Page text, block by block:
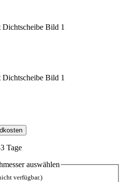
Tage
auswählen
verfügbar.)